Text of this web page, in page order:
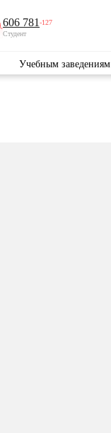
606 781 -127
Студент
Учебным заведениям